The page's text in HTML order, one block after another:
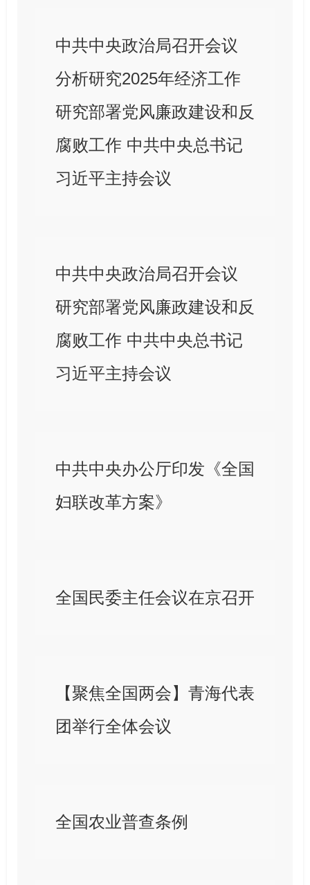
中共中央政治局召开会议
分析研究2025年经济工作
研究部署党风廉政建设和反
腐败工作 中共中央总书记
习近平主持会议
中共中央政治局召开会议
研究部署党风廉政建设和反
腐败工作 中共中央总书记
习近平主持会议
中共中央办公厅印发《全国
妇联改革方案》
全国民委主任会议在京召开
【聚焦全国两会】青海代表
团举行全体会议
全国农业普查条例